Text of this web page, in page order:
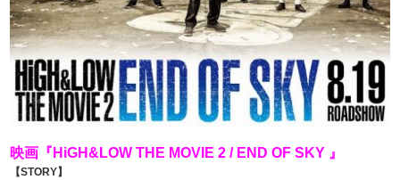
映画『HiGH&LOW THE MOVIE 2 / END OF SKY 』
【STORY】